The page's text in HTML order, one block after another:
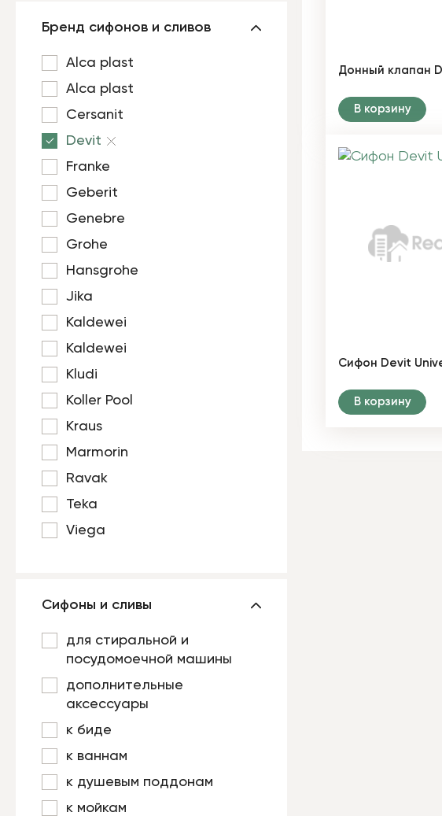
Бренд сифонов и сливов
Alca plast
Alca plast
Cersanit
Devit
Franke
Geberit
Genebre
Grohe
Hansgrohe
Jika
Kaldewei
Kaldewei
Kludi
Koller Pool
Kraus
Marmorin
Ravak
Teka
Viega
Сифоны и сливы
для стиральной и
посудомоечной машины
дополнительные
аксессуары
к биде
к ваннам
к душевым поддонам
к мойкам
Донный клапан
В корзину
Сифон Devit
В корзину